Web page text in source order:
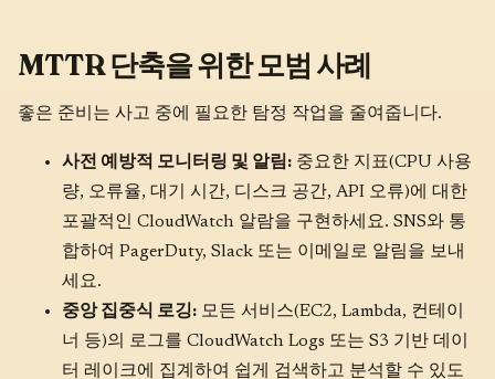
MTTR 단축을 위한 모범 사례
좋은 준비는 사고 중에 필요한 탐정 작업을 줄여줍니다.
사전 예방적 모니터링 및 알림: 중요한 지표(CPU 사용
량, 오류율, 대기 시간, 디스크 공간, API 오류)에 대한
포괄적인 CloudWatch 알람을 구현하세요. SNS와 통
합하여 PagerDuty, Slack 또는 이메일로 알림을 보내
세요.
중앙 집중식 로깅: 모든 서비스(EC2, Lambda, 컨테이
너 등)의 로그를 CloudWatch Logs 또는 S3 기반 데이
터 레이크에 집계하여 쉽게 검색하고 분석할 수 있도